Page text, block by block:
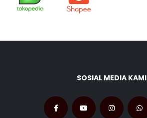
SOSIAL MEDIA KAMI